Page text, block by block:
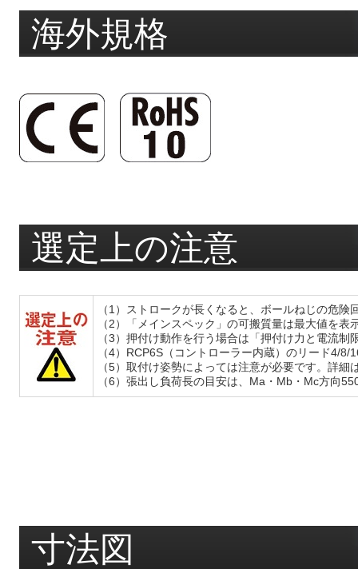
海外規格
選定上の注意
（1）ストロークが長くなると、ボールねじの危
（2）「メインスペック」の可搬質量は最大値を
（3）押付け動作を行う場合は「押付け力と電流
（4）RCP6S（コントローラー内蔵）のリード4/
（5）取付け姿勢によっては注意が必要です。詳細
（6）張出し負荷長の目安は、Ma・Mb・Mc方向
寸法図